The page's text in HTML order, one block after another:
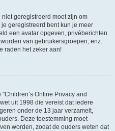
geregistreerd moet zijn om
geregistreerd bent kun je meer
een avatar opgeven, privéberichten
van gebruikersgroepen, enz.
raden het zeker aan!
Online Privacy and
uit 1998 die vereist dat iedere
onder de 13 jaar verzamelt,
Deze toestemming moet
worden, zodat de ouders weten dat